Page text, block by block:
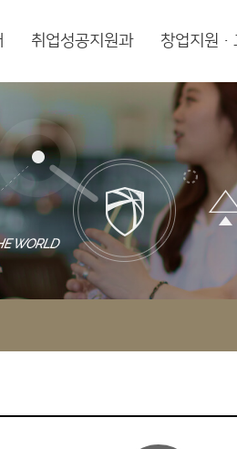
취업성공지원과 창업지원·